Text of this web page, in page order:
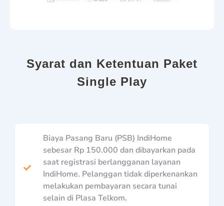
Syarat dan Ketentuan Paket
Single Play
Biaya Pasang Baru (PSB) IndiHome
sebesar Rp 150.000 dan dibayarkan pada
saat registrasi berlangganan layanan
IndiHome. Pelanggan tidak diperkenankan
melakukan pembayaran secara tunai
selain di Plasa Telkom.